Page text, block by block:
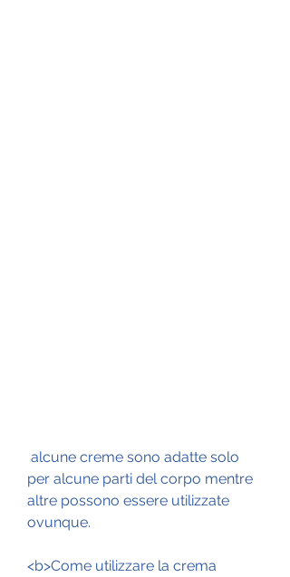
per alcune parti del corpo mentre
altre possono essere utilizzate
ovunque.
<b>Come utilizzare la crema